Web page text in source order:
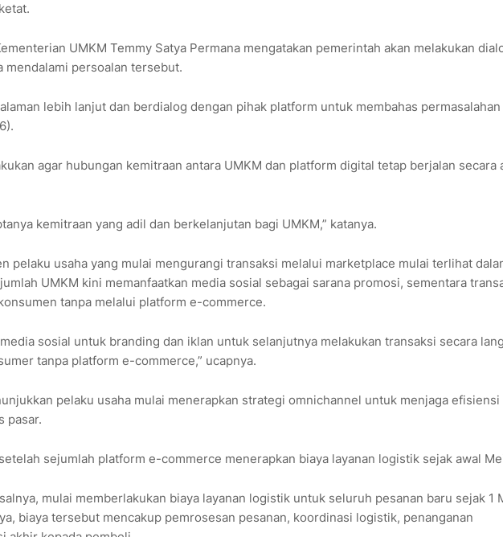
UMKM Temmy Satya Permana mengatakan pemerintah akan melakukan
persoalan tersebut.
lebih lanjut dan berdialog dengan pihak platform untuk membahas permasalahan
agar hubungan kemitraan antara UMKM dan platform digital tetap berjalan secara
kemitraan yang adil dan berkelanjutan bagi UMKM,” katanya.
pelaku usaha yang mulai mengurangi transaksi melalui marketplace mulai terlihat
UMKM kini memanfaatkan media sosial sebagai sarana promosi, sementara
tanpa melalui platform e-commerce.
sosial untuk branding dan iklan untuk selanjutnya melakukan transaksi secara
tanpa platform e-commerce,” ucapnya.
pelaku usaha mulai menerapkan strategi omnichannel untuk menjaga efisiensi
pasar.
sejumlah platform e-commerce menerapkan biaya layanan logistik sejak awal
mulai memberlakukan biaya layanan logistik untuk seluruh pesanan baru sejak 1
biaya tersebut mencakup pemrosesan pesanan, koordinasi logistik, penanganan